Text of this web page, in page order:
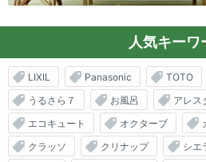
人気キーワ
LIXIL Panasonic TOTO
うるさら７
お風呂 アレス
エコキュート
オクターブ
クラッソ
クリナップ シエ